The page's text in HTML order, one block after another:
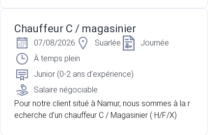
Chauffeur C / magasinier
07/08/2026 Suarlée
Journée
À temps plein
Junior (0-2 ans d'expérience)
Salaire négociable
Pour notre client situé à Namur, nous sommes à la r
echerche d'un chauffeur C / Magasinier ( H/F/X)